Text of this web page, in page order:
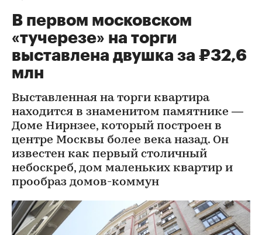
В первом московском
«тучерезе» на торги
выставлена двушка за ₽32,6
млн
Выставленная на торги квартира
находится в знаменитом памятнике —
Доме Нирнзее, который построен в
центре Москвы более века назад. Он
известен как первый столичный
небоскреб, дом маленьких квартир и
прообраз домов-коммун